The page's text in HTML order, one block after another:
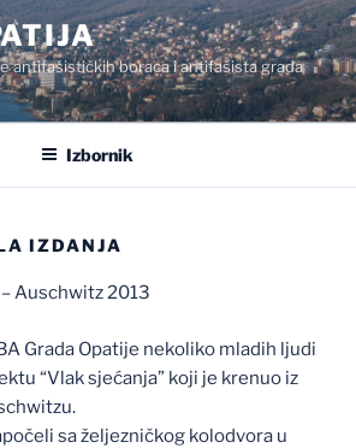
antifašističkih boraca i antifašista grada
Izbornik
IZDANJA
Auschwitz 2013
Grada Opatije nekoliko mladih ljudi
“Vlak sjećanja” koji je krenuo iz
sa željezničkog kolodvora u